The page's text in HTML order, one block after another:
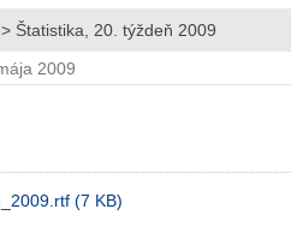
> Štatistika, 20. týždeň 2009
2009
(7 KB)